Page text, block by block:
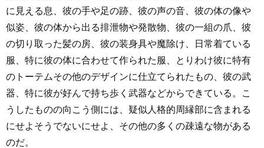
に見える息、彼の手や足の跡、彼の声の音、彼の体の像や
似姿、彼の体から出る排泄物や発散物、彼の一組の爪、彼
の切り取った髪の房、彼の装身具や魔除け、日常着ている
服、特に彼の体に合わせて作られた服、とりわけ彼に特有
のトーテムその他のデザインに仕立てられたもの、彼の武
器、特に彼が好んで持ち歩く武器などからできている。こ
うしたものの向こう側には、疑似人格的周縁部に含まれる
にせよそうでないにせよ、その他の多くの疎遠な物がある
のだ。